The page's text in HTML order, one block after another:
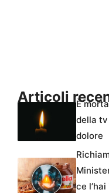
Articoli
È
della
dolore
ce